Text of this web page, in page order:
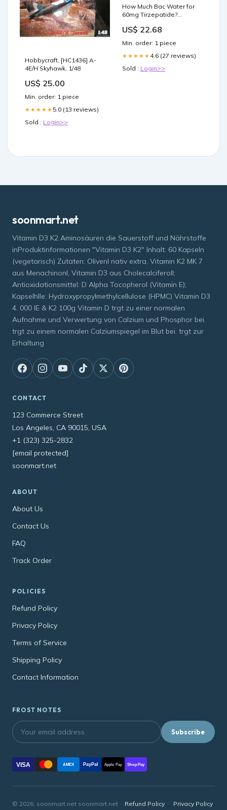
Hobbycraft, [HC1436] A-
4E/H Skyhawk, 1/48
US$ 25.00
Min. order: 1 piece
★★★★★ 5.0 (13 reviews)
Sold : Login>>
How Much Bac Water for
60mg Tirzepatide?
US$ 22.68
Min. order: 1 piece
★★★★★ 4.6 (27 reviews)
Sold : Login>>
soonmart.net
Vitamin D3 K2 Aminosäuren die Sauerstoff und Nährstoffe
inProduktinformationen "Vitamin D3 K2" Inhalt: 60 Kapseln
(vegetarisch) Zutaten: Olivenl nativ extra, Vitamin K2 MK 7
aus Menachinonl, Vitamin D3 aus Cholecalciferoll;
Antioxidationsmittel: D Alpha Tocopherol (Vitamin E);
Kapselhlle: Hydroxypropylmethylcellulose (HPMC) Vitamin D3
4. 000 IE & K2 100g Vitamin D trgt zu einer normalen
Aufnahme und Verwertung von Calzium und Phosphor bei.
trgt zu einem normalen Calziumspiegel im Blut bei. trgt zur
Erhaltung
CONTACT
123 Commerce Street
Los Angeles, CA 90015, USA
+1 (323) 325-2832
[email protected]
soonmart.net
ABOUT
About Us
Contact Us
FAQ
Track Order
POLICIES
Refund Policy
Privacy Policy
Terms of Service
Shipping Policy
Contact Information
FROST NOTES
Subscribe
VISA AMEX PayPal Apple Pay Shop Pay
© 2026, soonmart.net soonmart.net · Refund Policy · Privacy Policy